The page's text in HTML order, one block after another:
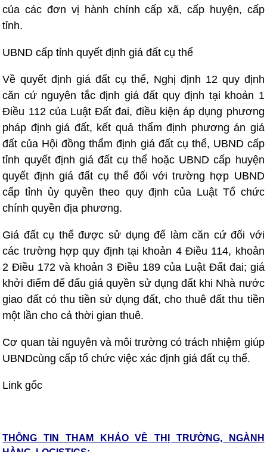
của các đơn vị hành chính cấp xã, cấp huyện, cấp
tỉnh.
UBND cấp tỉnh quyết định giá đất cụ thể
Về quyết định giá đất cụ thể, Nghị định 12 quy định
căn cứ nguyên tắc định giá đất quy định tại khoản 1
Điều 112 của Luật Đất đai, điều kiện áp dụng phương
pháp định giá đất, kết quả thẩm định phương án giá
đất của Hội đồng thẩm định giá đất cụ thể, UBND cấp
tỉnh quyết định giá đất cụ thể hoặc UBND cấp huyện
quyết định giá đất cụ thể đối với trường hợp UBND
cấp tỉnh ủy quyền theo quy định của Luật Tổ chức
chính quyền địa phương.
Giá đất cụ thể được sử dụng để làm căn cứ đối với
các trường hợp quy định tại khoản 4 Điều 114, khoản
2 Điều 172 và khoản 3 Điều 189 của Luật Đất đai; giá
khởi điểm để đấu giá quyền sử dụng đất khi Nhà nước
giao đất có thu tiền sử dụng đất, cho thuê đất thu tiền
một lần cho cả thời gian thuê.
Cơ quan tài nguyên và môi trường có trách nhiệm giúp
UBNDcùng cấp tổ chức việc xác định giá đất cụ thể.
Link gốc
THÔNG TIN THAM KHẢO VỀ THỊ TRƯỜNG, NGÀNH